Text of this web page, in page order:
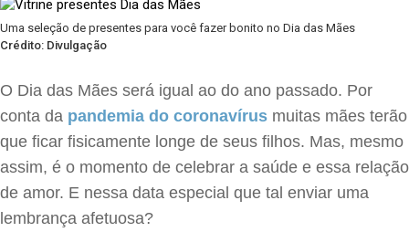
Uma seleção de presentes para você fazer bonito no Dia das Mães
Crédito: Divulgação
O Dia das Mães será igual ao do ano passado. Por
conta da pandemia do coronavírus muitas mães terão
que ficar fisicamente longe de seus filhos. Mas, mesmo
assim, é o momento de celebrar a saúde e essa relação
de amor. E nessa data especial que tal enviar uma
lembrança afetuosa?